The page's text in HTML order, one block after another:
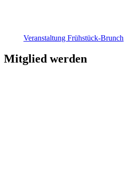
Veranstaltung Frühstück-Brunch
Mitglied werden